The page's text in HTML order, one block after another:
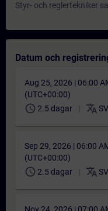
Styr- och reglertekniker
Datum och
Aug 25, 2026 | 06:00
(UTC+00:00)
schedule 2.5 dagar translate SV
Sep 29, 2026 | 06:00
(UTC+00:00)
schedule 2.5 dagar translate SV